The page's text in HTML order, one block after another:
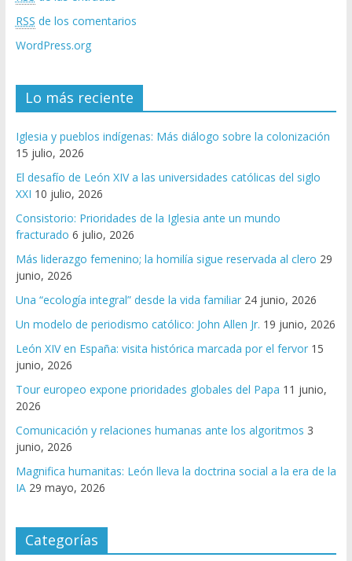
RSS de los comentarios
WordPress.org
Lo más reciente
Iglesia y pueblos indígenas: Más diálogo sobre la colonización
15 julio, 2026
El desafío de León XIV a las universidades católicas del siglo
XXI 10 julio, 2026
Consistorio: Prioridades de la Iglesia ante un mundo
fracturado 6 julio, 2026
Más liderazgo femenino; la homilía sigue reservada al clero 29
junio, 2026
Una “ecología integral” desde la vida familiar 24 junio, 2026
Un modelo de periodismo católico: John Allen Jr. 19 junio, 2026
León XIV en España: visita histórica marcada por el fervor 15
junio, 2026
Tour europeo expone prioridades globales del Papa 11 junio,
2026
Comunicación y relaciones humanas ante los algoritmos 3
junio, 2026
Magnifica humanitas: León lleva la doctrina social a la era de la
IA 29 mayo, 2026
Categorías